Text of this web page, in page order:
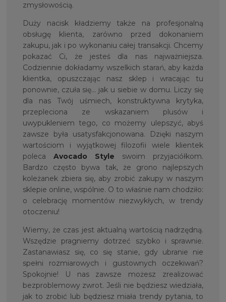
zmysłowością.
Duży nacisk kładziemy także na profesjonalną
obsługę klienta, zarówno przed dokonaniem
zakupu, jak i po wykonaniu całej transakcji. Chcemy
pokazać Ci, że jesteś dla nas najważniejsza.
Codziennie dokładamy wszelkich starań, aby każda
klientka, opuszczając nasz sklep i wracając tu
ponownie, czuła się… jak u siebie w domu. Liczy się
dla nas Twój uśmiech, konstruktywna krytyka,
przepleciona ze wskazaniem plusów i
uwypukleniem tego, co możemy ulepszyć, abyś
zawsze była usatysfakcjonowana. Dzięki naszym
wartościom i wyjątkowej filozofii wiele klientek
poleca
Avocado Style swoim przyjaciółkom.
Bardzo często bywa tak, że grono najlepszych
koleżanek zbiera się, aby zrobić zakupy w naszym
sklepie online, wspólnie. O to właśnie nam chodziło:
o celebrację momentów niezwykłych, w trendy
otoczeniu!
Wiemy, że czas jest aktualną wartością nadrzędną.
Wszędzie pragniemy dotrzeć szybko i sprawnie.
Zastanawiasz się, co się stanie, gdy ubranie nie
spełni rozmiarowych i gustownych oczekiwań?
Spokojnie! U nas zawsze możesz zrealizować
bezproblemowy zwrot. Jeśli nie będziesz wiedziała,
jak to zrobić lub będziesz miała trendy pytania, to